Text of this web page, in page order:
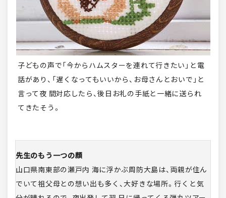
子どもの声で「今からハムスターを連れて行きたい」と電
話があり、「遅くなってもいいから、お母さんとおいで」と
言って夜 間対応したら、後日お礼の手紙と一緒に送られ
てきたそう。
先生のもう一つの顔
山口県南東部の瀬戸内 海に浮かぶ周防大島は、両親が住ん
でいて祖父母との想い出も多く、大好きな場所。行くと気